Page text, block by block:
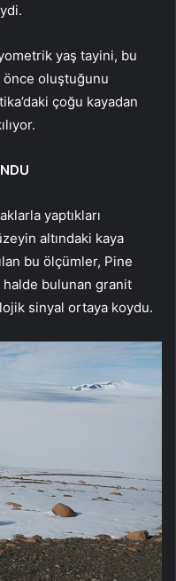
yaş tayini, bu
önce oluştuğunu
çoğu kayadan
yaptıkları
altındaki kaya
bu ölçümler, Pine
halde bulunan granit
sinyal ortaya koydu.